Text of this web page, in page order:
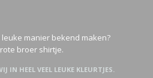
manier bekend maken?
broer shirtje.
IN HEEL VEEL LEUKE KLEURTJES.